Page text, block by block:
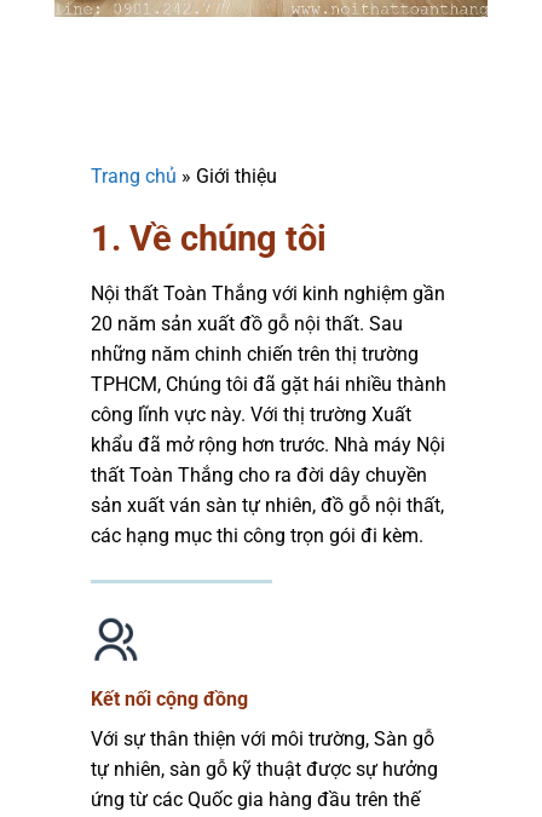
Trang chủ » Giới thiệu
1. Về chúng tôi
Nội thất Toàn Thắng với kinh nghiệm gần
20 năm sản xuất đồ gỗ nội thất. Sau
những năm chinh chiến trên thị trường
TPHCM, Chúng tôi đã gặt hái nhiều thành
công lĩnh vực này. Với thị trường Xuất
khẩu đã mở rộng hơn trước. Nhà máy Nội
thất Toàn Thắng cho ra đời dây chuyền
sản xuất ván sàn tự nhiên, đồ gỗ nội thất,
các hạng mục thi công trọn gói đi kèm.
Kết nối cộng đồng
Với sự thân thiện với môi trường, Sàn gỗ
tự nhiên, sàn gỗ kỹ thuật được sự hưởng
ứng từ các Quốc gia hàng đầu trên thế